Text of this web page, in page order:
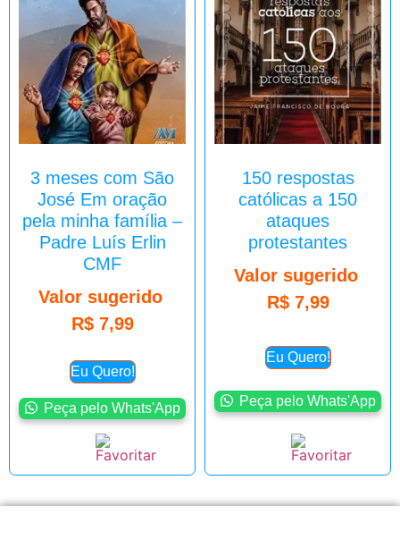
3 meses com São
José Em oração
pela minha família –
Padre Luís Erlin
CMF
Valor sugerido
R$7,99
Eu Quero!
Peça pelo Whats'App
150 respostas
católicas a 150
ataques
protestantes
Valor sugerido
R$7,99
Eu Quero!
Peça pelo Whats'App